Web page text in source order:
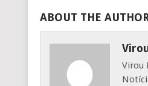
ABOUT THE
Virou